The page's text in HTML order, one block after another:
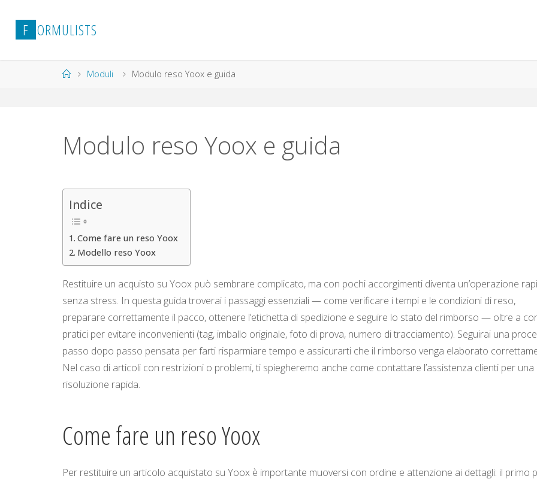
contenuto
F ORMULISTS
HomeModuli Modulo reso Yoox​ e guida
Modulo reso Yoox​ e guida
Indice
Come fare un reso Yoox​
Modello reso Yoox​
Restituire un acquisto su Yoox può sembrare complicato, ma con pochi accorgimenti diventa un’operazione
senza stress. In questa guida troverai i passaggi essenziali — come verificare i tempi e le condizioni di reso,
preparare correttamente il pacco, ottenere l’etichetta di spedizione e seguire lo stato del rimborso — oltre a
pratici per evitare inconvenienti (tag, imballo originale, foto di prova, numero di tracciamento). Seguirai una
passo dopo passo pensata per farti risparmiare tempo e assicurarti che il rimborso venga elaborato
Nel caso di articoli con restrizioni o problemi, ti spiegheremo anche come contattare l’assistenza clienti per una
risoluzione rapida.
Come fare un reso Yoox​
Per restituire un articolo acquistato su Yoox è importante muoversi con ordine e attenzione ai dettagli: il primo